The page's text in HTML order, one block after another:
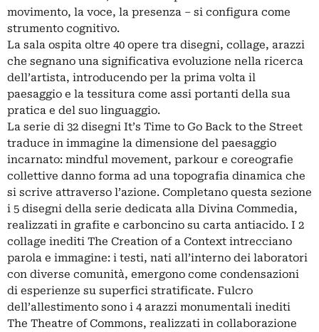
movimento, la voce, la presenza – si configura come
strumento cognitivo.
La sala ospita oltre 40 opere tra disegni, collage, arazzi
che segnano una significativa evoluzione nella ricerca
dell’artista, introducendo per la prima volta il
paesaggio e la tessitura come assi portanti della sua
pratica e del suo linguaggio.
La serie di 32 disegni It’s Time to Go Back to the Street
traduce in immagine la dimensione del paesaggio
incarnato: mindful movement, parkour e coreografie
collettive danno forma ad una topografia dinamica che
si scrive attraverso l’azione. Completano questa sezione
i 5 disegni della serie dedicata alla Divina Commedia,
realizzati in grafite e carboncino su carta antiacido. I 2
collage inediti The Creation of a Context intrecciano
parola e immagine: i testi, nati all’interno dei laboratori
con diverse comunità, emergono come condensazioni
di esperienze su superfici stratificate. Fulcro
dell’allestimento sono i 4 arazzi monumentali inediti
The Theatre of Commons, realizzati in collaborazione